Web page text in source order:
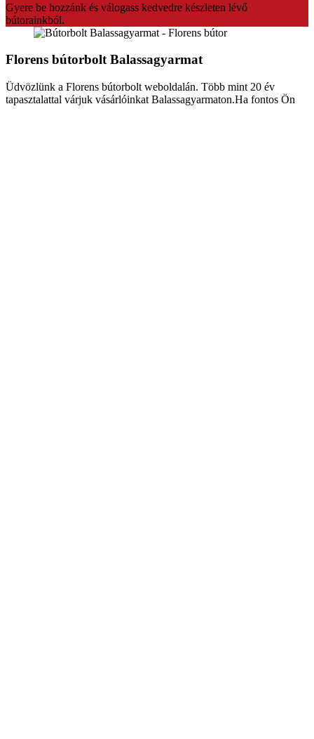
Gyere be hozzánk és válogass kedvedre készleten lévő
bútorainkból.
Florens bútorbolt Balassagyarmat
Üdvözlünk a Florens bútorbolt weboldalán. Több mint 20 év
tapasztalattal várjuk vásárlóinkat Balassagyarmaton.Ha fontos Ön